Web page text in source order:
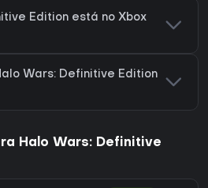
Edition está no Xbox
Wars: Definitive Edition
Halo Wars: Definitive